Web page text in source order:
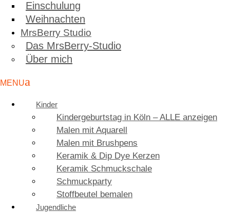
Einschulung
Weihnachten
MrsBerry Studio
Das MrsBerry-Studio
Über mich
Kinder
Kindergeburtstag in Köln – ALLE anzeigen
Malen mit Aquarell
Malen mit Brushpens
Keramik & Dip Dye Kerzen
Keramik Schmuckschale
Schmuckparty
Stoffbeutel bemalen
Jugendliche